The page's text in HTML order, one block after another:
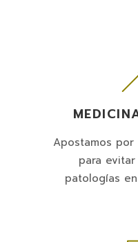
Apostamos por
para
patologías